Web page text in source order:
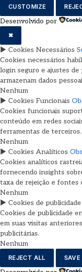
CUSTOMIZE
Desenvolvido por
✖
► Cookies Necessários
Cookies necessários
login seguro e ajustes
armazenam dados
Nenhum
► Cookies Funcionais
Cookies funcionais
conteúdo em redes
ferramentas de terceiros.
Nenhum
► Cookies Analíticos
Cookies analíticos
fornecendo insights
taxa de rejeição e fontes
Nenhum
► Cookies de publicidade
Cookies de publicidade
em suas visitas
publicitárias.
Nenhum
REJECT ALL SAVE